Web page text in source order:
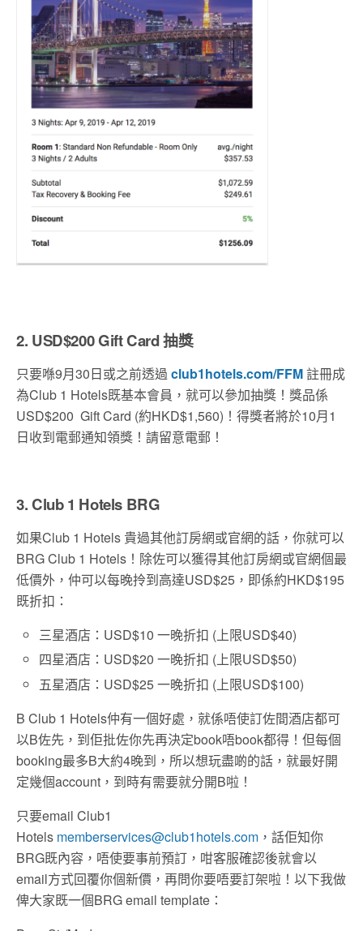
2. USD$200 Gift Card 抽獎
只要喺9月30日或之前透過 club1hotels.com/FFM註冊成
為Club 1 Hotels既基本會員，就可以參加抽獎！獎品係
USD$200 Gift Card (約HKD$1,560)！得獎者將於10月1
日收到電郵通知領獎！請留意電郵！
3. Club 1 Hotels BRG
如果Club 1 Hotels 貴過其他訂房網或官網的話，你就可以
BRG Club 1 Hotels！除佐可以獲得其他訂房網或官網個最
低價外，仲可以每晚拎到高達USD$25，即係約HKD$195
既折扣：
三星酒店：USD$10 一晚折扣 (上限USD$40)
四星酒店：USD$20 一晚折扣 (上限USD$50)
五星酒店：USD$25 一晚折扣 (上限USD$100)
B Club 1 Hotels仲有一個好處，就係唔使訂佐間酒店都可
以B佐先，到佢批佐你先再決定book唔book都得！但每個
booking最多B大約4晚到，所以想玩盡啲的話，就最好開
定幾個account，到時有需要就分開B啦！
只要email Club1
Hotels memberservices@club1hotels.com ，話佢知你
BRG既內容，唔使要事前預訂，咁客服確認後就會以
email方式回覆你個新價，再問你要唔要訂架啦！以下我做
俾大家既一個BRG email template：